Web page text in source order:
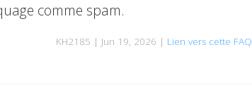
comme spam.
KH2185 | Jun 19, 2026 | Lien vers cette FAQ